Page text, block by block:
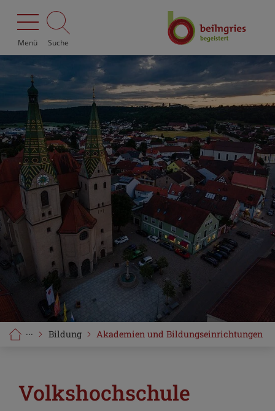
Menü Suche
Akademien und Bildungseinrichtungen
Bildung
···
Volkshochschule